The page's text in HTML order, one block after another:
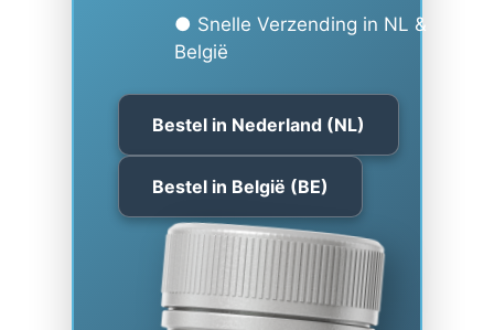
● Snelle Verzending in NL &
België
Bestel in Nederland (NL)
Bestel in België (BE)